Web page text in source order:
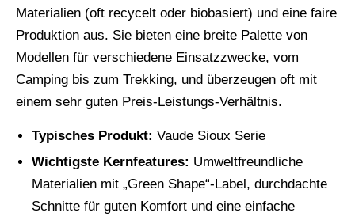
Materialien (oft recycelt oder biobasiert) und eine faire
Produktion aus. Sie bieten eine breite Palette von
Modellen für verschiedene Einsatzzwecke, vom
Camping bis zum Trekking, und überzeugen oft mit
einem sehr guten Preis-Leistungs-Verhältnis.
Typisches Produkt: Vaude Sioux Serie
Wichtigste Kernfeatures: Umweltfreundliche
Materialien mit „Green Shape“-Label, durchdachte
Schnitte für guten Komfort und eine einfache